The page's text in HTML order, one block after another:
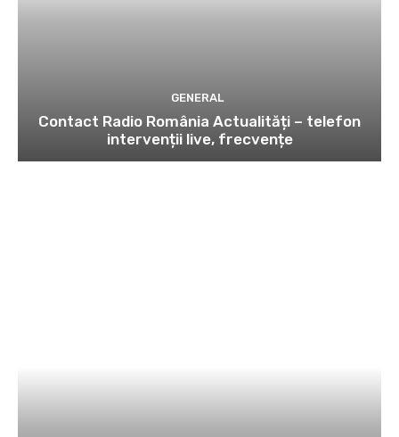
GENERAL
Contact Radio România Actualități – telefon
intervenții live, frecvențe